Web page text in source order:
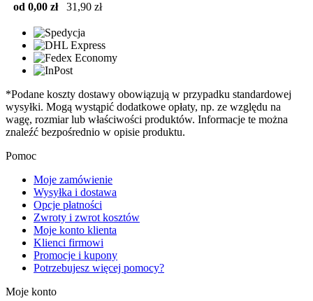
od 0,00 zł
31,90 zł
*Podane koszty dostawy obowiązują w przypadku standardowej
wysyłki. Mogą wystąpić dodatkowe opłaty, np. ze względu na
wagę, rozmiar lub właściwości produktów. Informacje te można
znaleźć bezpośrednio w opisie produktu.
Pomoc
Moje zamówienie
Wysyłka i dostawa
Opcje płatności
Zwroty i zwrot kosztów
Moje konto klienta
Klienci firmowi
Promocje i kupony
Potrzebujesz więcej pomocy?
Moje konto